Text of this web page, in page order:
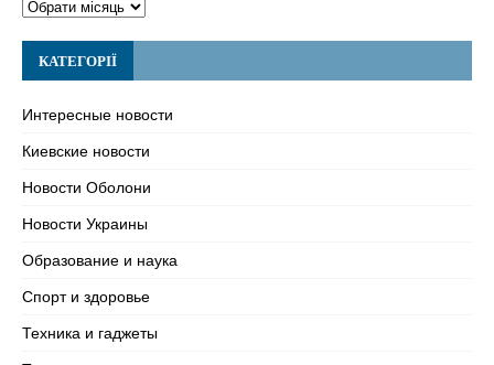
КАТЕГОРІЇ
Интересные новости
Киевские новости
Новости Оболони
Новости Украины
Образование и наука
Спорт и здоровье
Техника и гаджеты